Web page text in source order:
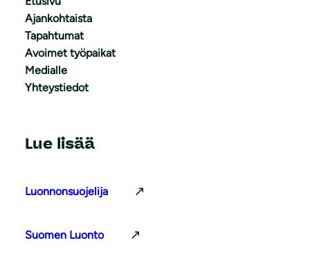
Ajankohtaista
Tapahtumat
Avoimet työpaikat
Medialle
Yhteystiedot
Lue lisää
Luonnonsuojelija
Suomen Luonto